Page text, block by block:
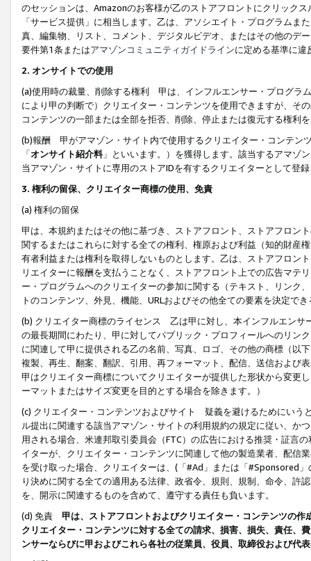
のセッションは、Amazonのお客様が乙のストアフロントにクリック
「サービス提供」に相当します。乙は、アソシエイト・プログラム
真、編集物、リスト、コメント、デジタルビデオ、またはその他のデ
要件第1条またはアマゾンコミュニティガイドラインに定める基準に違
2. オンサイトでの使用
(a)使用時の裁量、削除する権利 甲は、インフルエンサー・プログラ
により甲の判断で）クリエイター・コンテンツを使用できますが、そ
コンテンツの一部または全部を拒否、削除、停止または復元する権利
(b)報酬 甲がアマゾン・サイト内で使用するクリエイター・コンテン
「オンサイト紹介料」といいます。）を獲得します。該当するアマゾ
当アマゾン・サイトに専用のストアIDを有するクリエイターとして登
3. 権利の留保、クリエイター商標の使用、免責
(a) 権利の留保
甲は、本規約またはその他に基づき、ストアフロント、ストアフロン
関するまたはこれらに対する全ての権利、権原および利益（知的財産
有者利益または権利を取得しないものとします。乙は、ストアフロン
リエイターに報酬を支払うことなく、ストアフロント上での広告マテ
ー・プログラムへのクリエイターの参加に関する（テキスト、リンク
トのコンテンツ、外見、機能、URLおよびその他全ての要素を決定で
(b) クリエイター商標のライセンス 乙は甲に対し、本インフルエンサ
の最長期間にわたり、甲に対してパブリック・プロフィールへのリン
に関連して甲に提供される乙の名前、写真、ロゴ、その他の商標（以
複製、再生、翻案、翻訳、引用、再フォーマット、配信、送信および
甲はクリエイター商標についてクリエイターが提供した形状から変更
ーマットまたはサイズ変更を目的とする場合を除きます。）
(c) クリエイター・コンテンツおよびサイト 疑義を避けるためにいう
ル提出に関連する該当アマゾン・サイトの利用規約の規定に従い、か
用される場合、米連邦取引委員会（FTC）の広告における推奨・証言
イターが、クリエイター・コンテンツに関連して他の製造業者、配信
を受け取った場合、クリエイターは、(「#Ad」または「#Sponsored
り決めに関する全ての適用ある法律、政省令、規則、規制、命令、許
を、開示に関連するものを含めて、遵守する責任も負います。
(d) 免責 甲は、ストアフロントおよびクリエイター・コンテンツの
クリエイター・コンテンツに対する全ての請求、損害、損失、責任、
ンサーならびに甲およびこれら各社の従業員、役員、取締役および代